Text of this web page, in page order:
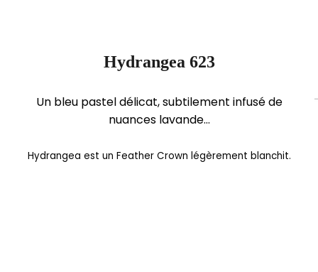
Hydrangea 623
Un bleu pastel délicat, subtilement infusé de
nuances lavande…
Hydrangea est un Feather Crown légèrement blanchit.